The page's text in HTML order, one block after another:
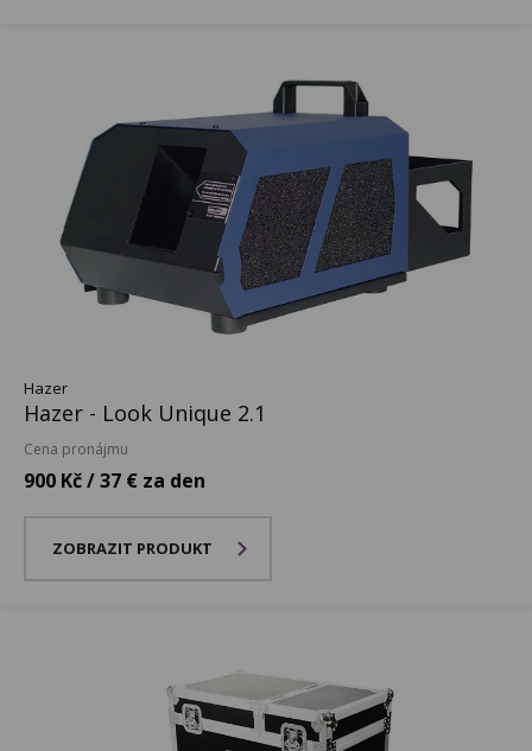
Hazer
Hazer - Look Unique 2.1
Cena pronájmu
900 Kč / 37 € za den
ZOBRAZIT PRODUKT